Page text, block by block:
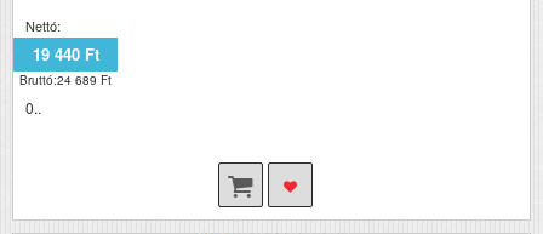
Nettó:
19 440 Ft
Bruttó:24 689 Ft
0..